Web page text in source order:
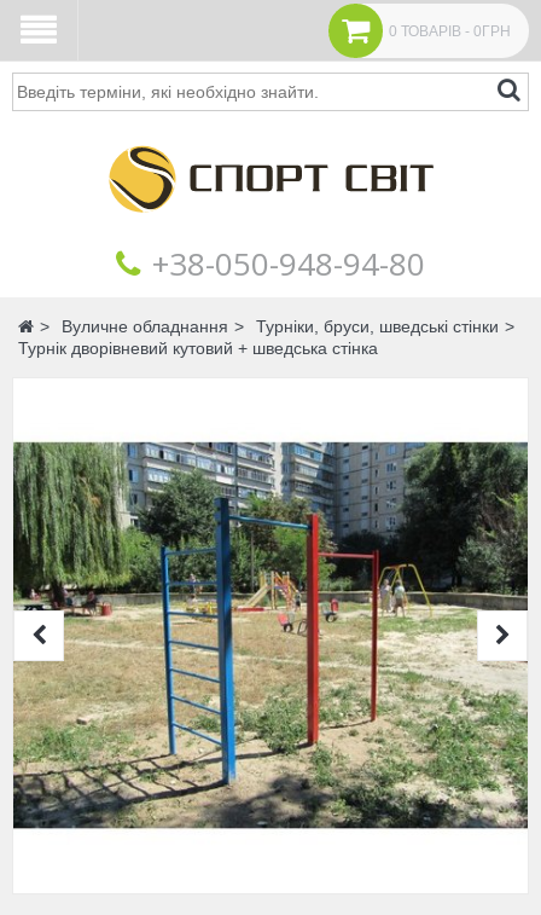
0 ТОВАРІВ - 0ГРН
Пошук
+38‎‎-050-948-94-80
Головна
Вуличне обладнання
Турніки, бруси, шведські стінки
Турнік дворівневий кутовий + шведська стінка